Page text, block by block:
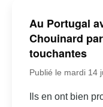
Au Portugal
Chouinard
touchantes
Publié le mardi 14
Ils en ont bien